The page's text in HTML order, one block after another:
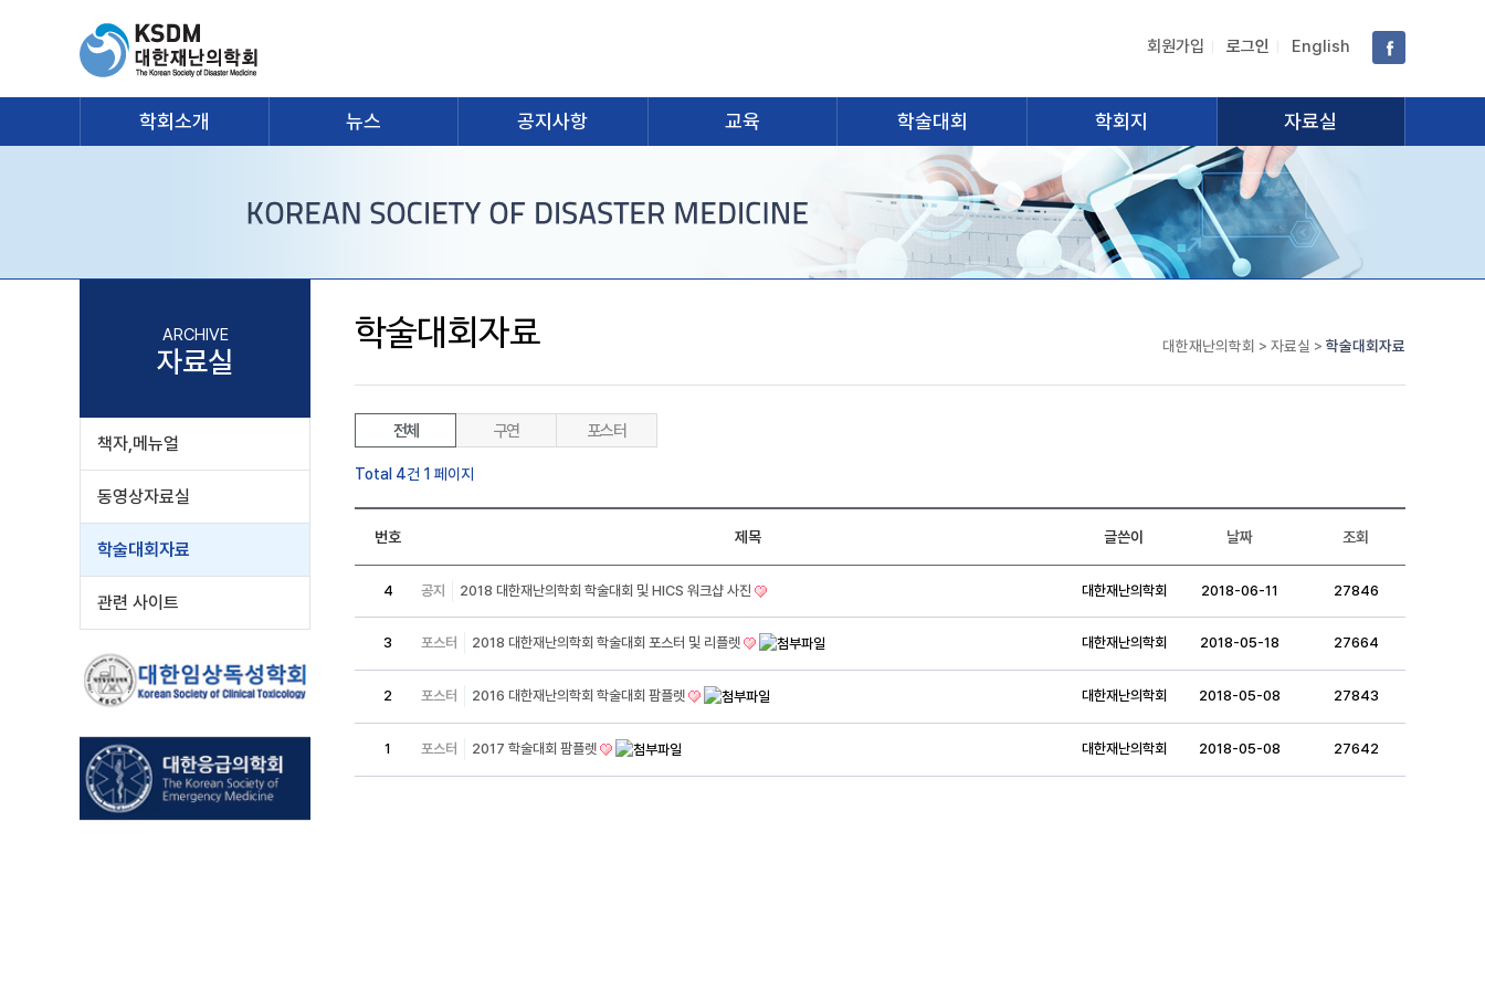
회원가입 로그인 English
학회소개 뉴스 공지사항 교육 학술대회 학회지 자료실
ARCHIVE
자료실
책자,메뉴얼
동영상자료실
학술대회자료
관련 사이트
학술대회자료 대한재난의학회 > 자료실 > 학술대회자료
전체 구연 포스터
Total 4건 1 페이지
번호 제목 글쓴이 날짜 조회
4 공지 2018 대한재난의학회 학술대회 및 HICS 워크샵 사진 대한재난의학회 2018-06-11 27846
3 포스터 2018 대한재난의학회 학술대회 포스터 및 리플렛 대한재난의학회 2018-05-18 27664
2 포스터 2016 대한재난의학회 학술대회 팜플렛 대한재난의학회 2018-05-08 27843
1 포스터 2017 학술대회 팜플렛 대한재난의학회 2018-05-08 27642